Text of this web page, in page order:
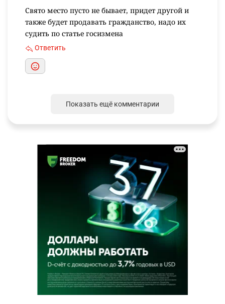
Свято место пусто не бывает, придет другой и
также будет продавать гражданство, надо их
судить по статье госизмена
Ответить
Показать ещё комментарии